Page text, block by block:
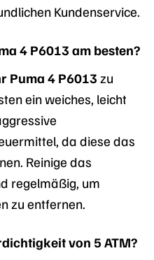
Kundenservice.
4 P6013 am besten?
Puma 4 P6013 zu
ein weiches, leicht
da diese das
Reinige das
regelmäßig, um
zu entfernen.
von 5 ATM?